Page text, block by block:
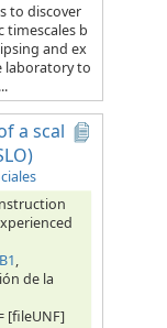
to discover
timescales b
and ex
laboratory to
a scal
,
de la
[fileUNF]